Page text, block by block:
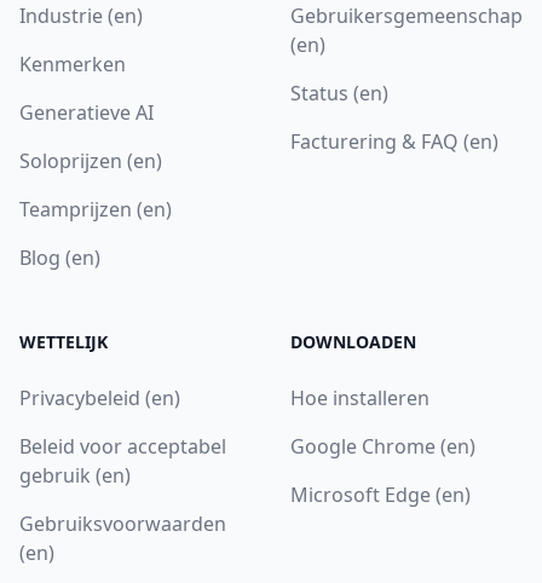
Industrie (en)
Kenmerken
Generatieve AI
Soloprijzen (en)
Teamprijzen (en)
Blog (en)
Gebruikersgemeenschap
(en)
Status (en)
Facturering & FAQ (en)
WETTELIJK
Privacybeleid (en)
Beleid voor acceptabel
gebruik (en)
Gebruiksvoorwaarden
(en)
DOWNLOADEN
Hoe installeren
Google Chrome (en)
Microsoft Edge (en)